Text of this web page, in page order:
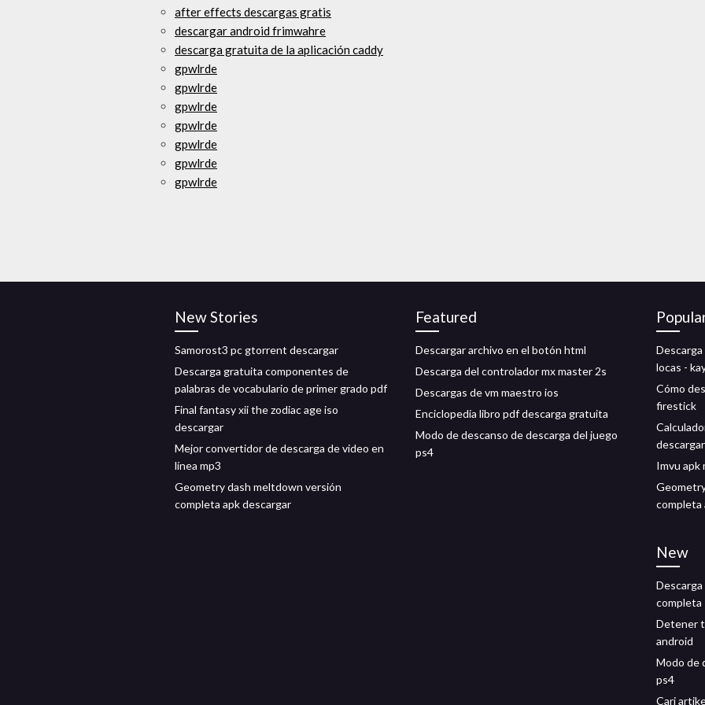
after effects descargas gratis
descargar android frimwahre
descarga gratuita de la aplicación caddy
gpwlrde
gpwlrde
gpwlrde
gpwlrde
gpwlrde
gpwlrde
gpwlrde
New Stories
Samorost3 pc gtorrent descargar
Descarga gratuita componentes de
palabras de vocabulario de primer grado pdf
Final fantasy xii the zodiac age iso
descargar
Mejor convertidor de descarga de video en
línea mp3
Geometry dash meltdown versión
completa apk descargar
Featured
Descargar archivo en el botón html
Descarga del controlador mx master 2s
Descargas de vm maestro ios
Enciclopedia libro pdf descarga gratuita
Modo de descanso de descarga del juego
ps4
locas -
Cómo
firestick
Imvu apk
completa
New
completa
Detener
android
Modo de
ps4
Cari